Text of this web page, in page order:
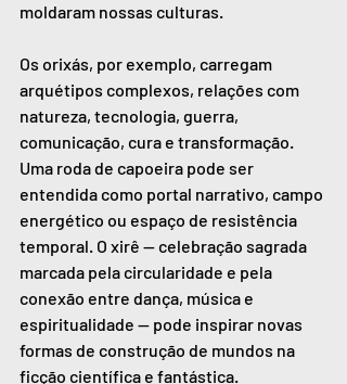
moldaram nossas culturas.
Os orixás, por exemplo, carregam
arquétipos complexos, relações com
natureza, tecnologia, guerra,
comunicação, cura e transformação.
Uma roda de capoeira pode ser
entendida como portal narrativo, campo
energético ou espaço de resistência
temporal. O xirê — celebração sagrada
marcada pela circularidade e pela
conexão entre dança, música e
espiritualidade — pode inspirar novas
formas de construção de mundos na
ficção científica e fantástica.